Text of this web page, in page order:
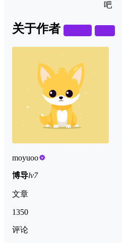
吧
关于作者
moyuoo
博导lv7
文章
1350
评论